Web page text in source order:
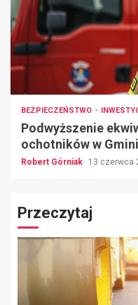
BEZPIECZEŃSTWO
Podwyższenie
ochotników w
Robert Górniak 13 czerwca
Przeczytaj